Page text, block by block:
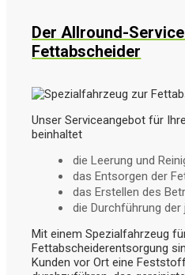
Der Allround-
Fettabscheider
Unser Serviceangebot für
beinhaltet
die Leerung und
das Entsorgen der
das Erstellen des
die Durchführung
Mit einem Spezialfahrzeug
Fettabscheiderentsorgung
Kunden vor Ort eine